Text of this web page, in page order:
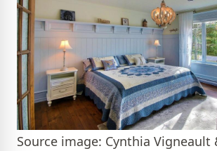
Source image: Cynthia Vigneault